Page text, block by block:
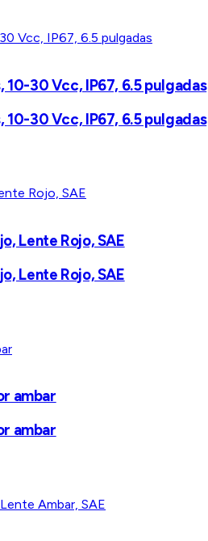
10-30 Vcc, IP67, 6.5 pulgadas
10-30 Vcc, IP67, 6.5 pulgadas
Lente Rojo, SAE
Lente Rojo, SAE
ambar
ambar